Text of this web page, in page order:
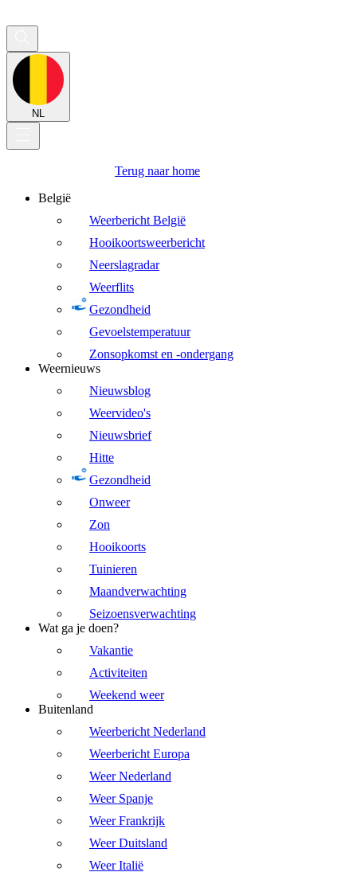
NL
Terug naar home
België
Weerbericht België
Hooikoortsweerbericht
Neerslagradar
Weerflits
Gezondheid
Gevoelstemperatuur
Zonsopkomst en -ondergang
Weernieuws
Nieuwsblog
Weervideo's
Nieuwsbrief
Hitte
Gezondheid
Onweer
Zon
Hooikoorts
Tuinieren
Maandverwachting
Seizoensverwachting
Wat ga je doen?
Vakantie
Activiteiten
Weekend weer
Buitenland
Weerbericht Nederland
Weerbericht Europa
Weer Nederland
Weer Spanje
Weer Frankrijk
Weer Duitsland
Weer Italië